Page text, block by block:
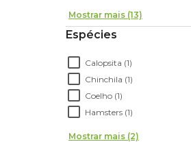
Mostrar mais (13)
Espécies
Calopsita (1)
Chinchila (1)
Coelho (1)
Hamsters (1)
Mostrar mais (2)